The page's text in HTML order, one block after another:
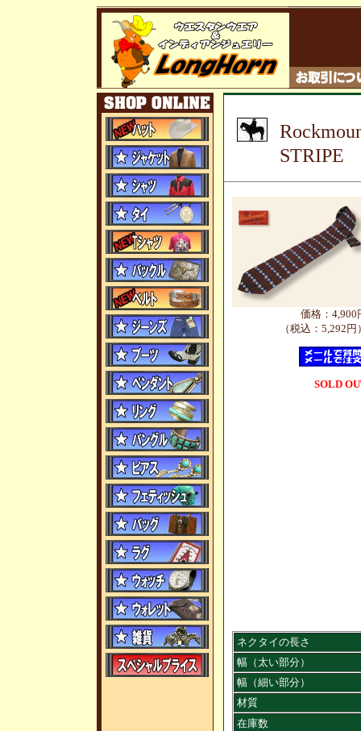
STRIPE
価格：4,900
（税込：5,292円
SOLD
ネクタイの長さ
幅（太い部分）
幅（細い部分）
材質
在庫数